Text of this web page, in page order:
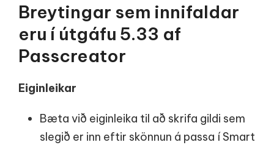
Breytingar sem innifaldar
eru í útgáfu 5.33 af
Passcreator
Eiginleikar
Bæta við eiginleika til að skrifa gildi sem
slegið er inn eftir skönnun á passa í Smart